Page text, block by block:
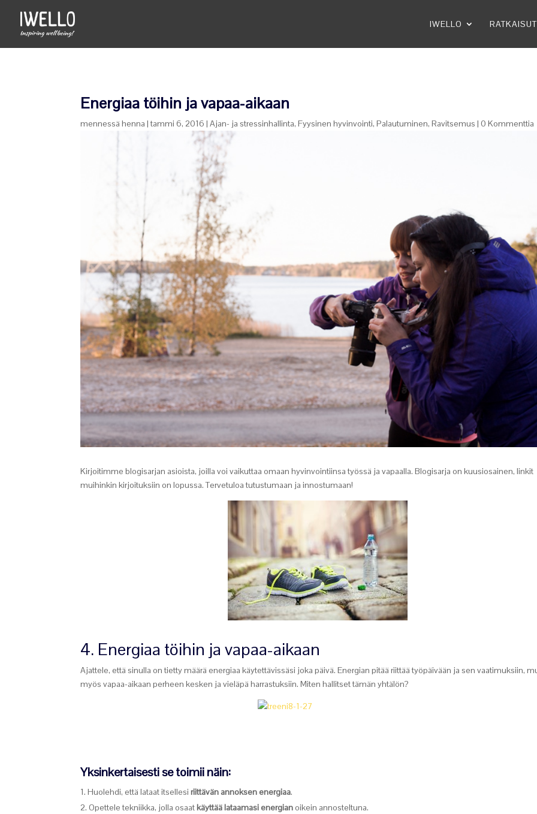
IWELLO RATKAISUT
Energiaa töihin ja vapaa-aikaan
mennessähenna |tammi 6, 2016 |Ajan- ja stressinhallinta,Fyysinen hyvinvointi,Palautuminen,Ravitsemus |0 Kommenttia
Kirjoitimme blogisarjan asioista, joilla voi vaikuttaa omaan hyvinvointiinsa työssä ja vapaalla. Blogisarja on kuusiosainen, linkit
muihinkin kirjoituksiin on lopussa. Tervetuloa tutustumaan ja innostumaan!
4. Energiaa töihin ja vapaa-aikaan
Ajattele, että sinulla on tietty määrä energiaa käytettävissäsi joka päivä. Energian pitää riittää työpäivään ja sen vaatimuksiin,
myös vapaa-aikaan perheen kesken ja vieläpä harrastuksiin. Miten hallitset tämän yhtälön?
Yksinkertaisesti se toimii näin:
Huolehdi, että lataat itsellesiriittävän annoksen energiaa.
Opettele tekniikka, jolla osaatkäyttää lataamasi energianoikein annosteltuna.